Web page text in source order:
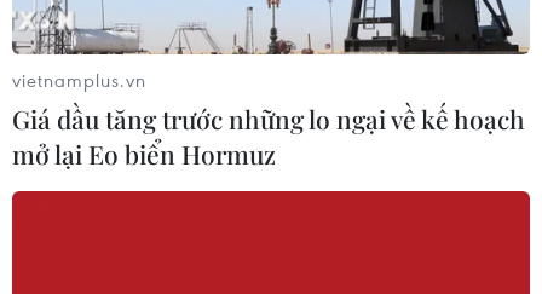
vietnamplus.vn
Giá dầu tăng trước những lo ngại về kế hoạch
mở lại Eo biển Hormuz